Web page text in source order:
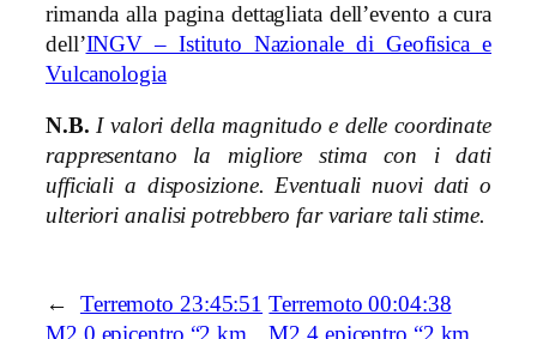
rimanda alla pagina dettagliata dell’evento a cura
dell’INGV – Istituto Nazionale di Geofisica e
Vulcanologia
N.B. I valori della magnitudo e delle coordinate
rappresentano la migliore stima con i dati
ufficiali a disposizione. Eventuali nuovi dati o
ulteriori analisi potrebbero far variare tali stime.
←
Terremoto 23:45:51
M2.0 epicentro “2 km
Terremoto 00:04:38
M2.4 epicentro “2 km